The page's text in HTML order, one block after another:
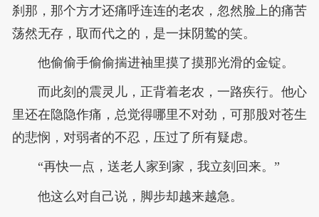
刹那，那个方才还痛呼连连的老农，忽然脸上的痛苦
荡然无存，取而代之的，是一抹阴鸷的笑。
他偷偷手偷偷揣进袖里摸了摸那光滑的金锭。
而此刻的震灵儿，正背着老农，一路疾行。他心
里还在隐隐作痛，总觉得哪里不对劲，可那股对苍生
的悲悯，对弱者的不忍，压过了所有疑虑。
“再快一点，送老人家到家，我立刻回来。”
他这么对自己说，脚步却越来越急。